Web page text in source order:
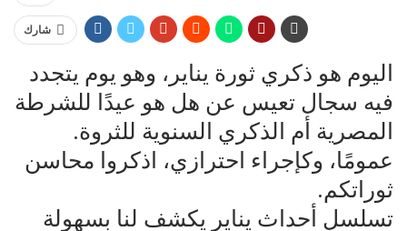
شارك
اليوم هو ذكري ثورة يناير، وهو يوم يتجدد
فيه سجال تعيس عن هل هو عيدًا للشرطة
المصرية أم الذكري السنوية للثروة.
عمومًا، وكإجراء احترازي، اذكروا محاسن
ثوراتكم.
تسلسل أحداث يناير يكشف لنا بسهولة